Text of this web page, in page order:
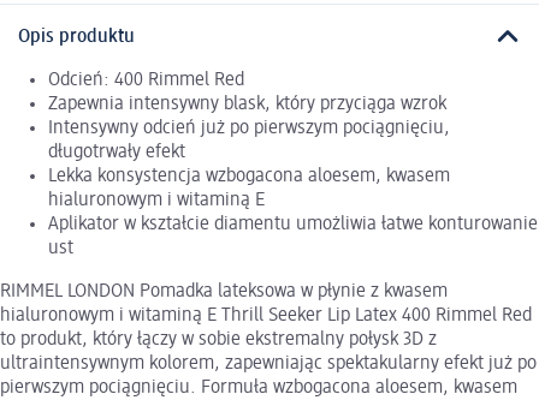
Opis produktu
Odcień: 400 Rimmel Red
Zapewnia intensywny blask, który przyciąga wzrok
Intensywny odcień już po pierwszym pociągnięciu,
długotrwały efekt
Lekka konsystencja wzbogacona aloesem, kwasem
hialuronowym i witaminą E
Aplikator w kształcie diamentu umożliwia łatwe konturowanie
ust
RIMMEL LONDON Pomadka lateksowa w płynie z kwasem
hialuronowym i witaminą E Thrill Seeker Lip Latex 400 Rimmel Red
to produkt, który łączy w sobie ekstremalny połysk 3D z
ultraintensywnym kolorem, zapewniając spektakularny efekt już po
pierwszym pociągnięciu. Formuła wzbogacona aloesem, kwasem